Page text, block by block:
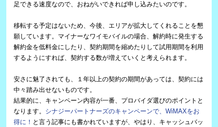
足できる速度なので、おねがいできれば申し込みたいのです。
移転する予定はないため、今後、エリアが拡大してくれることを懇
願しています。マイナーなワイモバイルの場合、解約時に発生する
解約金を低料金にしたり、契約期間を縮めたりして試用期間を利用
するようにすれば、契約する数が増えていくと考えられます。
安さに魅了されても、１年以上の契約の期間があっては、契約には
中々踏み出せないものです。
結果的に、キャンペーン内容が一番、プロバイダ選びのポイントと
なります。 シナジーパートナーズのキャンペーンで、WiMAXをお
得に！ と言う記事にも書かれていますが、やはり、キャッシュバッ